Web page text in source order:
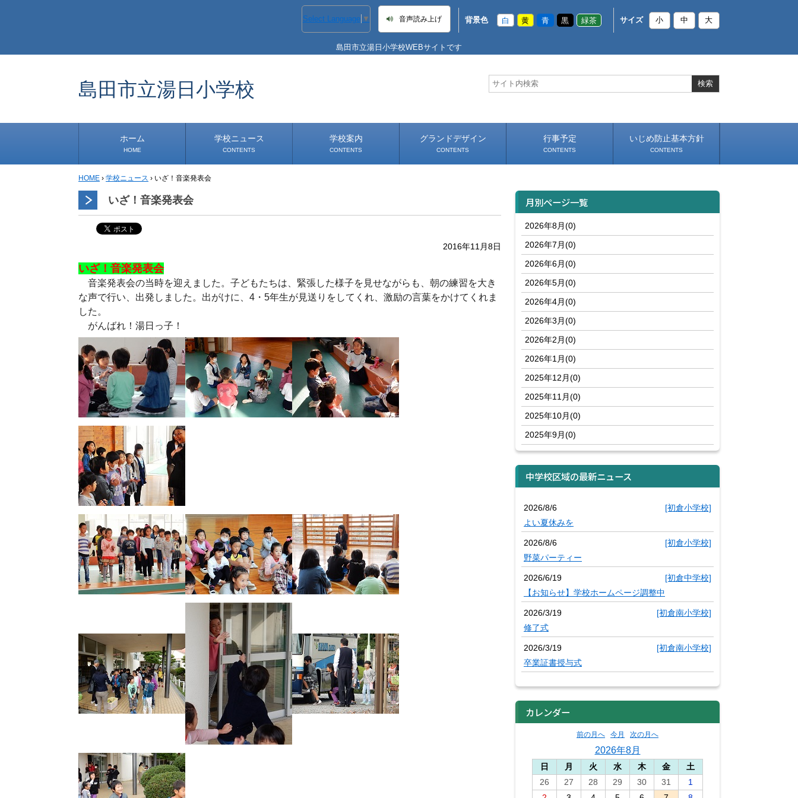
Select Language ▼ 音声読み上げ 背景色 白 黄 青 黒 緑茶 サイズ 小 中 大
島田市立湯日小学校WEBサイトです
島田市立湯日小学校
ホーム
HOME
学校ニュース
CONTENTS
学校から
安心・安全
1年生
2年生
3年生
4年生
5年生
6年生
事務・保健室から
児童会・部活から
研修
小中連携事業
その他
学校案内
CONTENTS
グランドデザイン
CONTENTS
行事予定
CONTENTS
いじめ防止基本方針
CONTENTS
HOME › 学校ニュース › いざ！音楽発表会
いざ！音楽発表会
2016年11月8日
いざ！音楽発表会
音楽発表会の当時を迎えました。子どもたちは、緊張した様子を見せながらも、朝の練習を大き
な声で行い、出発しました。出がけに、4・5年生が見送りをしてくれ、激励の言葉をかけてくれま
した。
がんばれ！湯日っ子！
月別ページ一覧
2026年8月(0)
2026年7月(0)
2026年6月(0)
2026年5月(0)
2026年4月(0)
2026年3月(0)
2026年2月(0)
2026年1月(0)
2025年12月(0)
2025年11月(0)
2025年10月(0)
2025年9月(0)
中学校区域の最新ニュース
2026/8/6
[初倉小学校]
よい夏休みを
2026/8/6
[初倉小学校]
野菜パーティー
2026/6/19
[初倉中学校]
【お知らせ】学校ホームページ調整中
2026/3/19
[初倉南小学校]
修了式
2026/3/19
[初倉南小学校]
卒業証書授与式
カレンダー
前の月へ 今月 次の月へ
2026年8月
日 月 火 水 木 金
土
26
27 28 29 30 31
1